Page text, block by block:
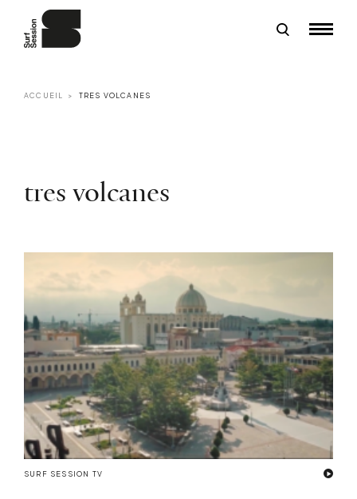
ACCUEIL TRES VOLCANES
tres volcanes
SURF SESSION TV